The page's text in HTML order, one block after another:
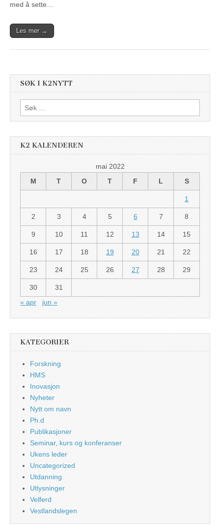
med å sette…
Les mer →
SØK I K2NYTT
Søk
etter:
K2 KALENDEREN
mai 2022
M
T O T F L S
1
2 3 4 5 6 7 8
9 10 11 12 13 14 15
16 17 18 19 20 21 22
23 24 25 26 27 28 29
30
31
« apr
jun »
KATEGORIER
Forskning
HMS
Inovasjon
Nyheter
Nytt om navn
Ph.d
Publikasjoner
Seminar, kurs og konferanser
Ukens leder
Uncategorized
Utdanning
Utlysninger
Velferd
Vestlandslegen